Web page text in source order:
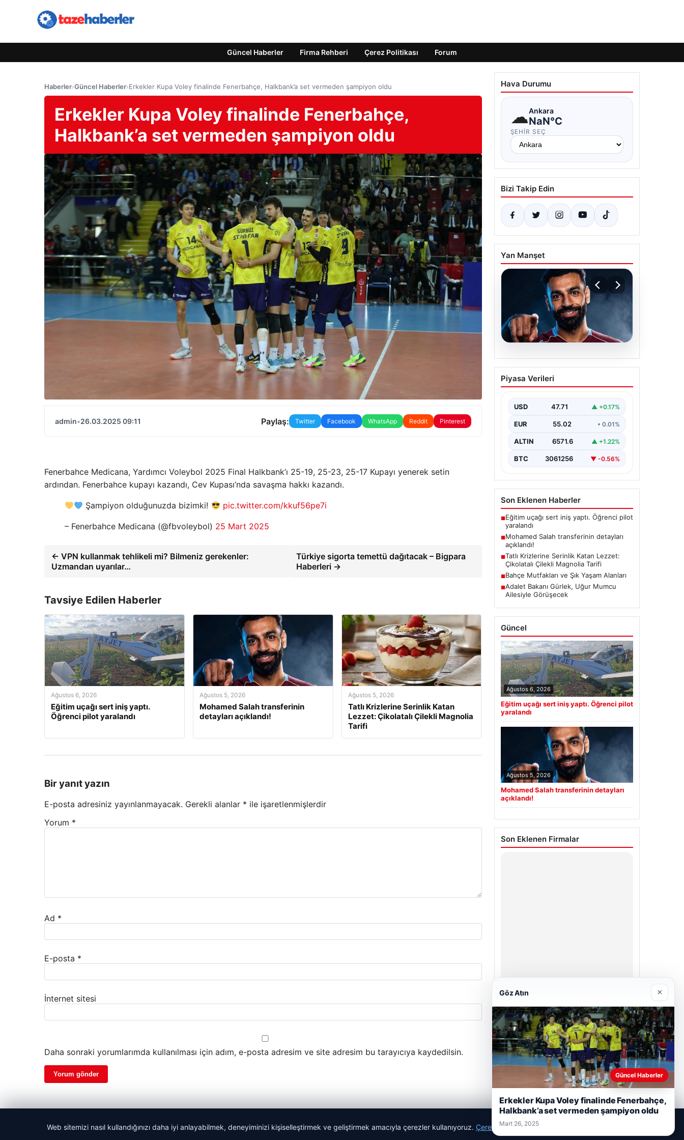
Güncel Haberler Firma Rehberi Çerez Politikası Forum
Haberler›Güncel Haberler›Erkekler Kupa Voley finalinde Fenerbahçe, Halkbank’a set vermeden şampiyon oldu
Erkekler Kupa Voley finalinde Fenerbahçe,
Halkbank’a set vermeden şampiyon oldu
admin•26.03.2025 09:11 Paylaş: Twitter Facebook WhatsApp Reddit Pinterest
Fenerbahce Medicana, Yardımcı Voleybol 2025 Final Halkbank’ı 25-19, 25-23, 25-17 Kupayı yenerek setin
ardından. Fenerbahce kupayı kazandı, Cev Kupası’nda savaşma hakkı kazandı.
Şampiyon olduğunuzda bizimki! pic.twitter.com/kkuf56pe7i
– Fenerbahce Medicana (@fbvoleybol) 25 Mart 2025
← VPN kullanmak tehlikeli mi? Bilmeniz gerekenler:
Uzmandan uyarılar…
Türkiye sigorta temettü dağıtacak – Bigpara
Haberleri →
Tavsiye Edilen Haberler
Ağustos 6, 2026
Eğitim uçağı sert iniş yaptı.
Öğrenci pilot yaralandı
Ağustos 5, 2026
Mohamed Salah transferinin
detayları açıklandı!
Ağustos 5, 2026
Tatlı Krizlerine Serinlik Katan
Lezzet: Çikolatalı Çilekli Magnolia
Tarifi
Bir yanıt yazın
E-posta adresiniz yayınlanmayacak. Gerekli alanlar * ile işaretlenmişlerdir
Yorum *
Ad *
E-posta *
İnternet sitesi
Daha sonraki yorumlarımda kullanılması için adım, e-posta adresim ve site adresim bu tarayıcıya kaydedilsin.
Hava Durumu
☁Ankara
NaN°C
ŞEHIR SEÇ
Bizi Takip Edin
Yan Manşet
05.08.2026
Mohamed Salah
transferinin detayları
Piyasa Verileri
USD 47.71 ▲ +0.17%
EUR 55.02 • 0.01%
ALTIN 6571.6 ▲ +1.22%
BTC 3061256 ▼ -0.56%
Son Eklenen Haberler
■Eğitim uçağı sert iniş yaptı. Öğrenci pilot
yaralandı
■Mohamed Salah transferinin detayları
açıklandı!
■Tatlı Krizlerine Serinlik Katan Lezzet:
Çikolatalı Çilekli Magnolia Tarifi
■Bahçe Mutfakları ve Şık Yaşam Alanları
■Adalet Bakanı Gürlek, Uğur Mumcu
Ailesiyle Görüşecek
Güncel
Ağustos 6, 2026
Eğitim uçağı sert iniş yaptı. Öğrenci pilot
yaralandı
Ağustos 5, 2026
Mohamed Salah transferinin detayları
açıklandı!
Son Eklenen Firmalar
Prenses Night Club
Nisan 29, 2026
© 2026 Taze Haberler
Web sitemizi nasıl kullandığınızı daha iyi anlayabilmek, deneyiminizi kişiselleştirmek ve geliştirmek amacıyla çerezler kullanıyoruz. Çerez Politikamız
Göz Atın ×
Güncel Haberler
Erkekler Kupa Voley finalinde Fenerbahçe,
Halkbank’a set vermeden şampiyon oldu
Mart 26, 2025